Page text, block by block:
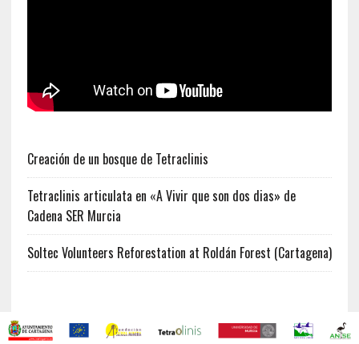
Creación de un bosque de Tetraclinis
Tetraclinis articulata en «A Vivir que son dos dias» de
Cadena SER Murcia
Soltec Volunteers Reforestation at Roldán Forest (Cartagena)